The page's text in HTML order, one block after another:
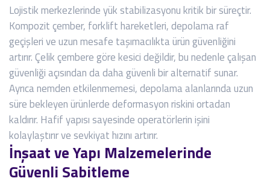
Lojistik merkezlerinde yük stabilizasyonu kritik bir süreçtir.
Kompozit çember, forklift hareketleri, depolama raf
geçişleri ve uzun mesafe taşımacılıkta ürün güvenliğini
artırır. Çelik çembere göre kesici değildir, bu nedenle çalışan
güvenliği açısından da daha güvenli bir alternatif sunar.
Ayrıca nemden etkilenmemesi, depolama alanlarında uzun
süre bekleyen ürünlerde deformasyon riskini ortadan
kaldırır. Hafif yapısı sayesinde operatörlerin işini
kolaylaştırır ve sevkiyat hızını artırır.
İnşaat ve Yapı Malzemelerinde
Güvenli Sabitleme